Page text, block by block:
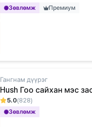
Зөвлөмж
Премиум
Гангнам дүүрэг
Hush Гоо сайхан мэс
5.0(828)
Зөвлөмж